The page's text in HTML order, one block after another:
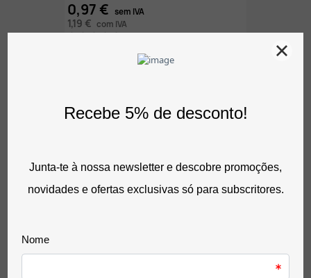
0,97 € sem IVA
1,19 € com IVA
Comentários (0)
12 outros produtos na mesma
categoria: